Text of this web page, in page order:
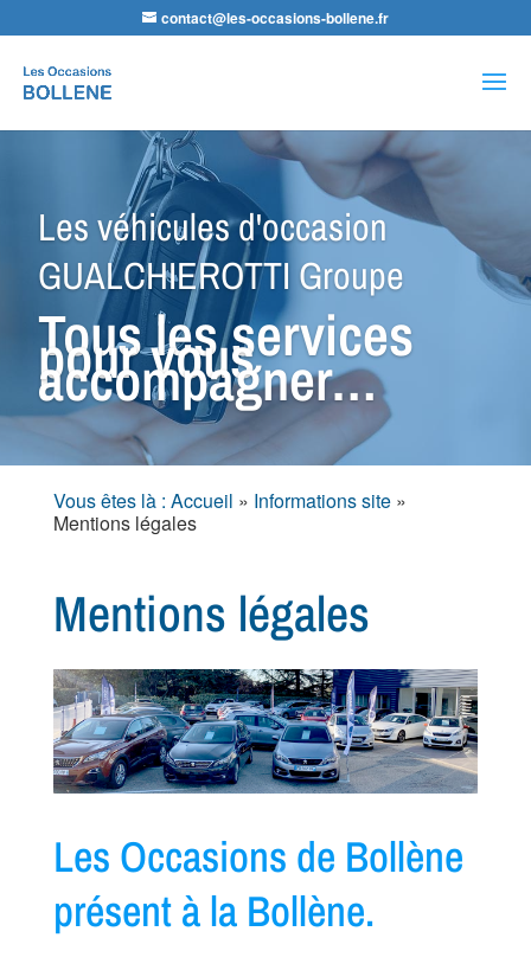
contact@les-occasions-bollene.fr
de
produits
Les véhicules d'occasion
GUALCHIEROTTI Groupe
Tous les services
pour vous
accompagner…
Vous êtes là : Accueil » Informations site»
Mentions légales
Mentions légales
Les Occasions de Bollène
présent à la Bollène.